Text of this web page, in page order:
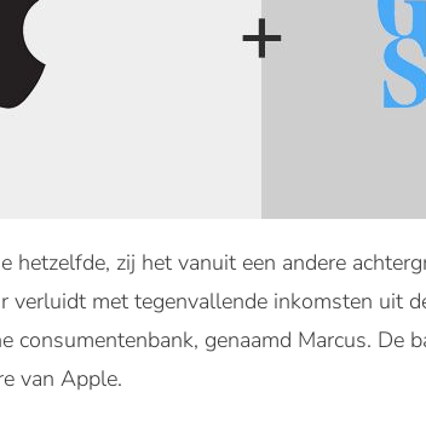
hetzelfde, zij het vanuit een andere
verluidt met tegenvallende inkomsten uit
consumentenbank, genaamd Marcus. De
van Apple.